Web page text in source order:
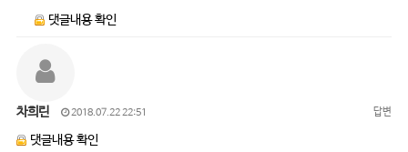
댓글내용 확인
차희린 2018.07.22 22:51 답변
댓글내용 확인